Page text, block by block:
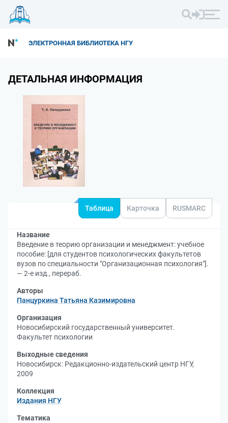
ЭЛЕКТРОННАЯ БИБЛИОТЕКА НГУ
ДЕТАЛЬНАЯ ИНФОРМАЦИЯ
Таблица Карточка RUSMARC
Название
Введение в теорию организации и менеджмент: учебное
пособие: [для студентов психологических факультетов
вузов по специальности "Организационная психология"].
— 2-е изд., перераб.
Авторы
Панцуркина Татьяна Казимировна
Организация
Новосибирский государственный университет.
Факультет психологии
Выходные сведения
Новосибирск: Редакционно-издательский центр НГУ,
2009
Коллекция
Издания НГУ
Тематика